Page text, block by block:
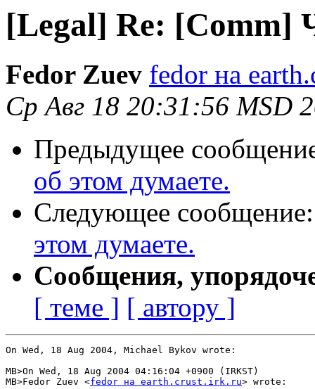
[Legal] Re: [Comm]
Fedor Zuev fedor на
Ср Авг 18 20:31:56 MSD
Предыдущее
об этом думаете.
Следующее
этом думаете.
Сообщения,
[ теме ] [ автору ]
On Wed, 18 Aug 2004, Michael Bykov wrote:
MB>On Wed, 18 Aug 2004 04:16:04 +0900 (IRKST)
MB>Fedor Zuev <fedor на earth.crust.irk.ru> wrote: